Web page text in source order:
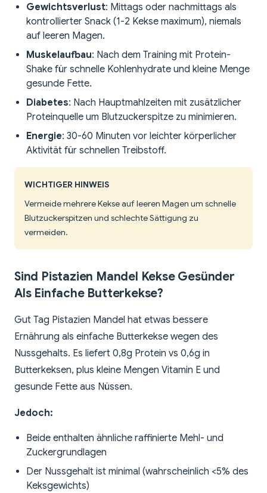
Gewichtsverlust: Mittags oder nachmittags als
kontrollierter Snack (1-2 Kekse maximum), niemals
auf leeren Magen.
Muskelaufbau: Nach dem Training mit Protein-
Shake für schnelle Kohlenhydrate und kleine Menge
gesunde Fette.
Diabetes: Nach Hauptmahlzeiten mit zusätzlicher
Proteinquelle um Blutzuckerspitze zu minimieren.
Energie: 30-60 Minuten vor leichter körperlicher
Aktivität für schnellen Treibstoff.
WICHTIGER HINWEIS
Vermeide mehrere Kekse auf leeren Magen um schnelle
Blutzuckerspitzen und schlechte Sättigung zu
vermeiden.
Sind Pistazien Mandel Kekse Gesünder
Als Einfache Butterkekse?
Gut Tag Pistazien Mandel hat etwas bessere
Ernährung als einfache Butterkekse wegen des
Nussgehalts. Es liefert 0,8g Protein vs 0,6g in
Butterkeksen, plus kleine Mengen Vitamin E und
gesunde Fette aus Nüssen.
Jedoch:
Beide enthalten ähnliche raffinierte Mehl- und
Zuckergrundlagen
Der Nussgehalt ist minimal (wahrscheinlich <5% des
Keksgewichts)